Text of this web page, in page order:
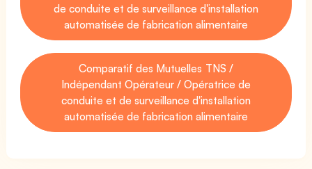
de conduite et de surveillance d'installation
automatisée de fabrication alimentaire
Comparatif des Mutuelles TNS /
Indépendant Opérateur / Opératrice de
conduite et de surveillance d'installation
automatisée de fabrication alimentaire